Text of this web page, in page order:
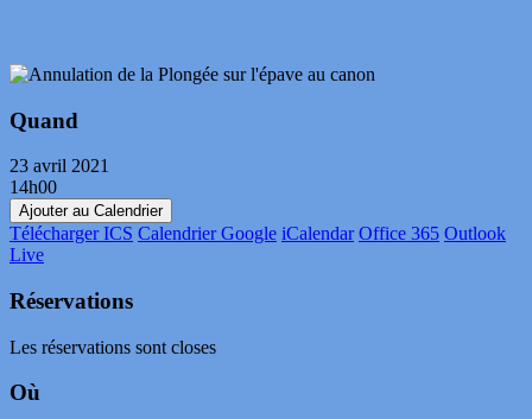
Quand
23 avril 2021
14h00
Ajouter au Calendrier
Télécharger ICS Calendrier Google iCalendar Office 365 Outlook
Live
Réservations
Les réservations sont closes
Où